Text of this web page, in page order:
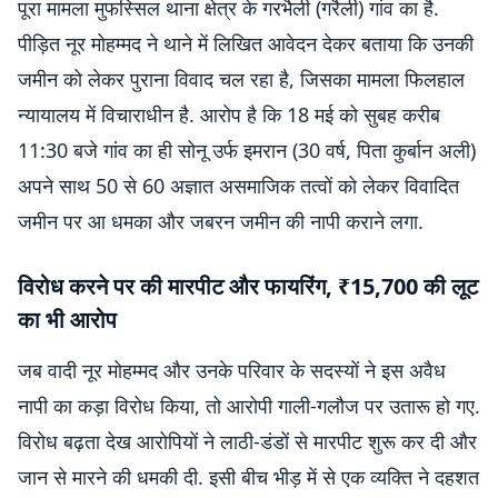
पूरा मामला मुफस्सिल थाना क्षेत्र के गरभैली (गरैली) गांव का है.
पीड़ित नूर मोहम्मद ने थाने में लिखित आवेदन देकर बताया कि उनकी
जमीन को लेकर पुराना विवाद चल रहा है, जिसका मामला फिलहाल
न्यायालय में विचाराधीन है. आरोप है कि 18 मई को सुबह करीब
11:30 बजे गांव का ही सोनू उर्फ इमरान (30 वर्ष, पिता कुर्बान अली)
अपने साथ 50 से 60 अज्ञात असमाजिक तत्वों को लेकर विवादित
जमीन पर आ धमका और जबरन जमीन की नापी कराने लगा.
विरोध करने पर की मारपीट और फायरिंग, ₹15,700 की लूट
का भी आरोप
जब वादी नूर मोहम्मद और उनके परिवार के सदस्यों ने इस अवैध
नापी का कड़ा विरोध किया, तो आरोपी गाली-गलौज पर उतारू हो गए.
विरोध बढ़ता देख आरोपियों ने लाठी-डंडों से मारपीट शुरू कर दी और
जान से मारने की धमकी दी. इसी बीच भीड़ में से एक व्यक्ति ने दहशत